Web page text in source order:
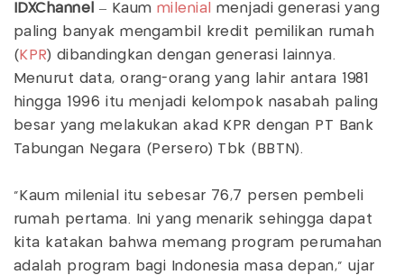
IDXChannel – Kaum milenial
menjadi generasi yang
paling banyak mengambil kredit pemilikan rumah
( KPR) dibandingkan dengan generasi lainnya.
Menurut data, orang-orang yang lahir antara 1981
hingga 1996 itu menjadi kelompok nasabah paling
besar yang melakukan akad KPR dengan PT Bank
Tabungan Negara (Persero) Tbk (BBTN).
“Kaum milenial itu sebesar 76,7 persen pembeli
rumah pertama. Ini yang menarik sehingga dapat
kita katakan bahwa memang program perumahan
adalah program bagi Indonesia masa depan,” ujar